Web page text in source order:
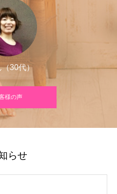
30代）
様の声
らせ